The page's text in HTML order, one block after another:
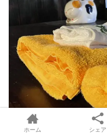
ホーム シェア